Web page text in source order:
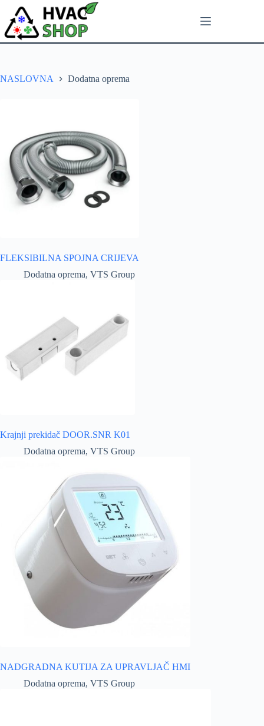
NASLOVNA Dodatna oprema
FLEKSIBILNA SPOJNA CRIJEVA
Dodatna oprema, VTS Group
Krajnji prekidač DOOR.SNR K01
Dodatna oprema, VTS Group
NADGRADNA KUTIJA ZA UPRAVLJAČ HMI
Dodatna oprema, VTS Group